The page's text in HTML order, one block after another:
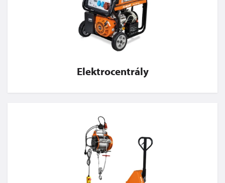
Elektrocentrály